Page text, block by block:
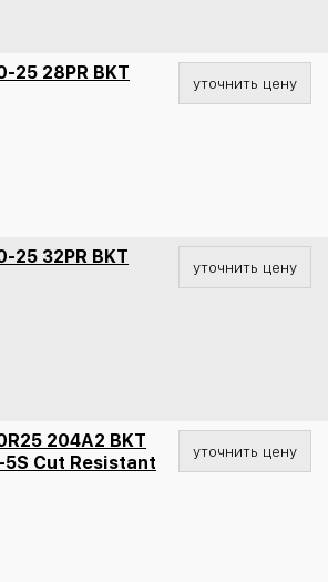
25 28PR BKT
уточнить цену
25 32PR BKT
уточнить цену
204A2 BKT
5S Cut Resistant
уточнить цену